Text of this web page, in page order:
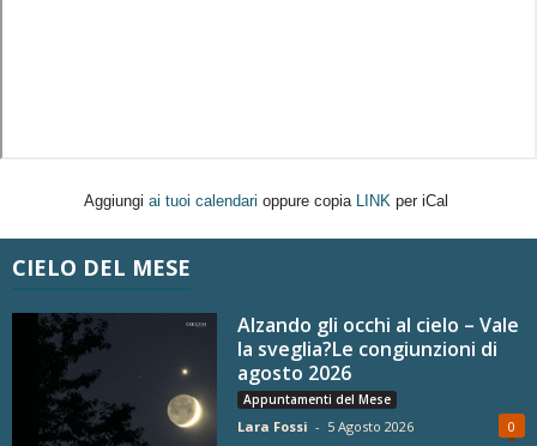
Aggiungi ai tuoi calendari oppure copia LINK per iCal
CIELO DEL MESE
Alzando gli occhi al cielo – Vale
la sveglia?Le congiunzioni di
agosto 2026
Appuntamenti del Mese
Lara Fossi - 5 Agosto 2026 0